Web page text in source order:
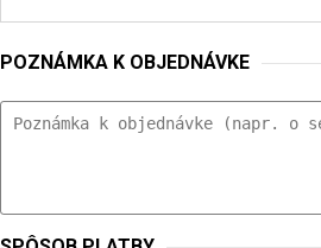
POZNÁMKA K OBJEDNÁVKE